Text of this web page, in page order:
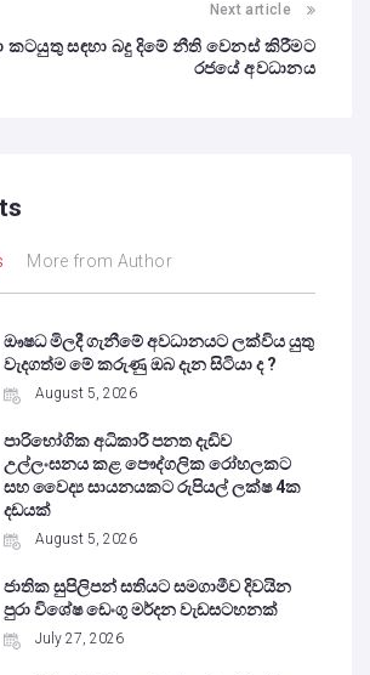
Next article
කටයුතු සඳහා බදු දිමේ නීති වෙනස් කිරීමට
රජයේ අවධානය
More from Author
ඖෂධ මිලදී ගැනීමේ අවධානයට ලක්විය යුතු
වැදගත්ම මේ කරුණු ඔබ දැන සිටියා ද ?
August 5, 2026
පාරිභෝගික අධිකාරී පනත දැඩිව
උල්ලංඝනය කළ පෞද්ගලික රෝහලකට
සහ වෛද්‍ය සායනයකට රුපියල් ලක්ෂ 4ක
දඩයක්
August 5, 2026
ජාතික සුපිලිපන් සතියට සමගාමීව දිවයින
පුරා විශේෂ ඩෙංගු මර්දන වැඩසටහනක්
July 27, 2026